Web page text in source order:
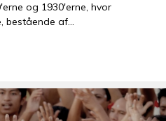
og 1930'erne, hvor
bestående af…